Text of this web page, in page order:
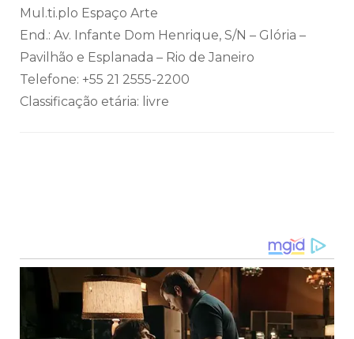
Mul.ti.plo Espaço Arte
End.: Av. Infante Dom Henrique, S/N – Glória –
Pavilhão e Esplanada – Rio de Janeiro
Telefone: +55 21 2555-2200
Classificação etária: livre
de